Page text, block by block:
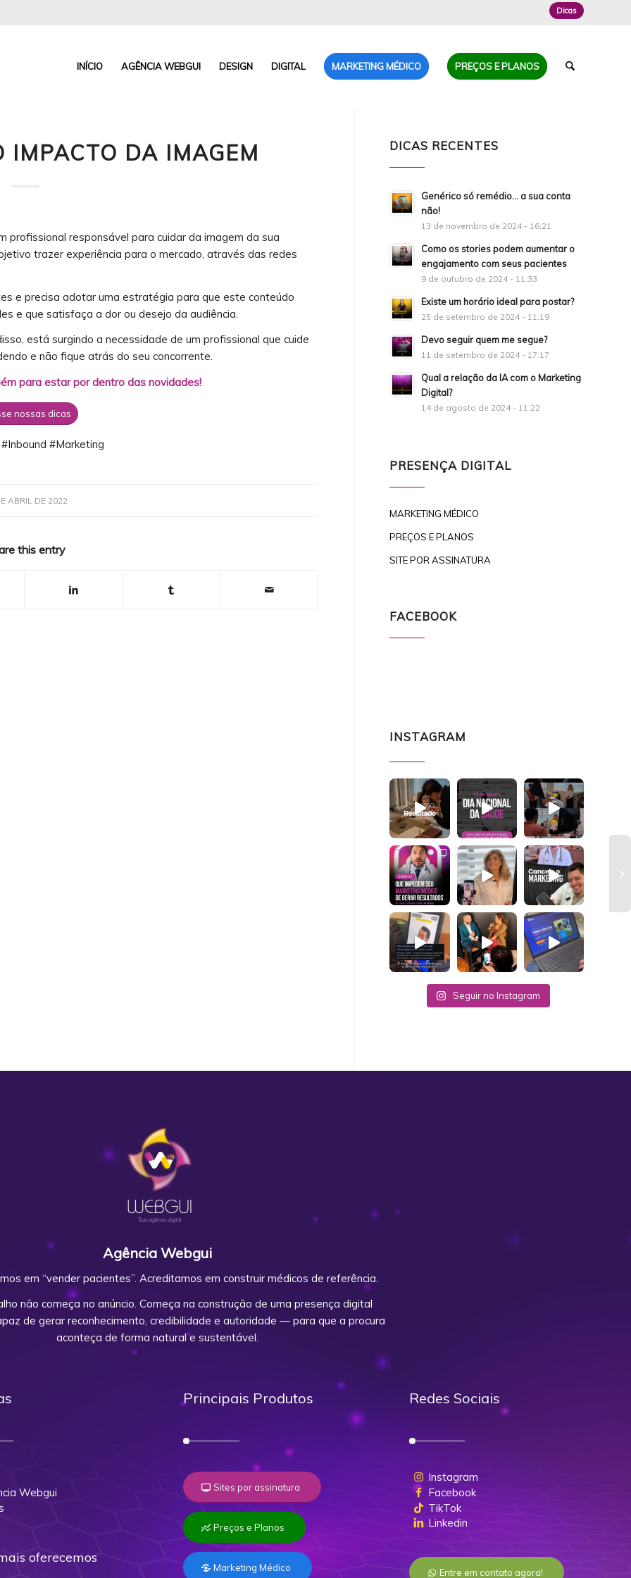
Dicas
INÍCIO AGÊNCIA WEBGUI DESIGN DIGITAL MARKETING MÉDICO PREÇOS E PLANOS
IMPACTO DA IMAGEM
profissional responsável para cuidar da imagem da sua
trazer experiência para o mercado, através das redes
e precisa adotar uma estratégia para que este conteúdo
e que satisfaça a dor ou desejo da audiência.
está surgindo a necessidade de um profissional que cuide
e não fique atrás do seu concorrente.
para estar por dentro das novidades!
nossas dicas
#Marketing
ABRIL DE 2022
this entry
DICAS RECENTES
Genérico só remédio… a sua conta
não!
13 de novembro de 2024 - 16:21
Como os stories podem aumentar o
engajamento com seus pacientes
9 de outubro de 2024 - 11:33
Existe um horário ideal para postar?
25 de setembro de 2024 - 11:19
Devo seguir quem me segue?
11 de setembro de 2024 - 17:17
Qual a relação da IA com o Marketing
Digital?
14 de agosto de 2024 - 11:22
PRESENÇA DIGITAL
MARKETING MÉDICO
PREÇOS E PLANOS
SITE POR ASSINATURA
FACEBOOK
INSTAGRAM
Seguir no Instagram
Agência Webgui
em “vender pacientes”. Acreditamos em construir médicos de referência.
não começa no anúncio. Começa na construção de uma presença digital
de gerar reconhecimento, credibilidade e autoridade — para que a procura
aconteça de forma natural e sustentável.
Webgui
oferecemos
Principais Produtos
Sites por assinatura
Preços e Planos
Marketing Médico
Redes Sociais
Instagram
Facebook
TikTok
Linkedin
Entre em contato agora!